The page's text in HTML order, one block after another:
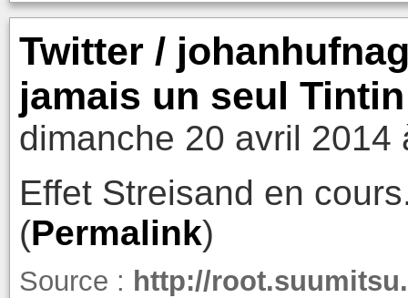
Twitter /
jamais un seul
dimanche 20 avril 2014
Effet Streisand en
(Permalink)
Source : http://